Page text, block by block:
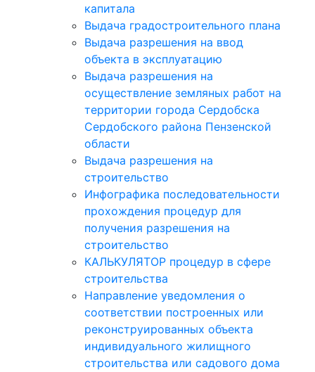
капитала
Выдача градостроительного плана
Выдача разрешения на ввод
объекта в эксплуатацию
Выдача разрешения на
осуществление земляных работ на
территории города Сердобска
Сердобского района Пензенской
области
Выдача разрешения на
строительство
Инфографика последовательности
прохождения процедур для
получения разрешения на
строительство
КАЛЬКУЛЯТОР процедур в сфере
строительства
Направление уведомления о
соответствии построенных или
реконструированных объекта
индивидуального жилищного
строительства или садового дома